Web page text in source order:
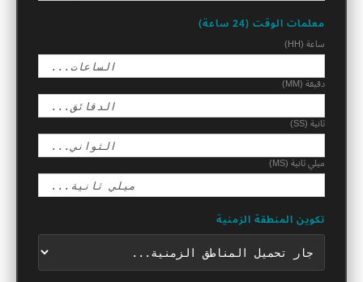
معلمات الوقت (24 ساعة)
ساعة (HH)
دقيقة (MM)
ثانية (SS)
ميلي ثانية (MS)
تكوين المنطقة الزمنية